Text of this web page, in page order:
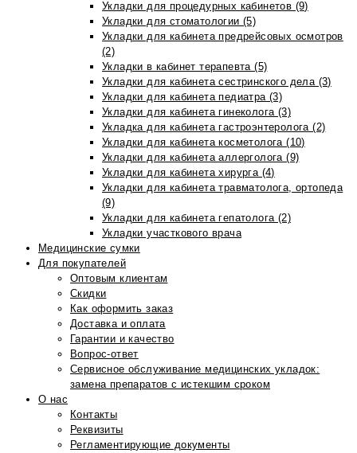
Укладки для процедурных кабинетов (9)
Укладки для стоматологии (5)
Укладки для кабинета предрейсовых осмотров
(2)
Укладки в кабинет терапевта (5)
Укладки для кабинета сестринского дела (3)
Укладки для кабинета педиатра (3)
Укладки для кабинета гинеколога (3)
Укладка для кабинета гастроэнтеролога (2)
Укладки для кабинета косметолога (10)
Укладки для кабинета аллерголога (9)
Укладки для кабинета хирурга (4)
Укладки для кабинета травматолога, ортопеда
(9)
Укладки для кабинета гепатолога (2)
Укладки участкового врача
Медицинские сумки
Для покупателей
Оптовым клиентам
Скидки
Как оформить заказ
Доставка и оплата
Гарантии и качество
Вопрос-ответ
Сервисное обслуживание медицинских укладок:
замена препаратов с истекшим сроком
О нас
Контакты
Реквизиты
Регламентирующие документы